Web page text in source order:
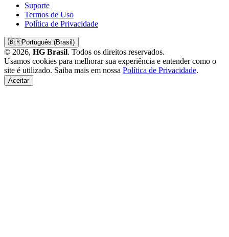
Suporte
Termos de Uso
Política de Privacidade
🇧🇷Português (Brasil)
© 2026, HG Brasil. Todos os direitos reservados.
Usamos cookies para melhorar sua experiência e entender como o
site é utilizado. Saiba mais em nossa Política de Privacidade.
Aceitar